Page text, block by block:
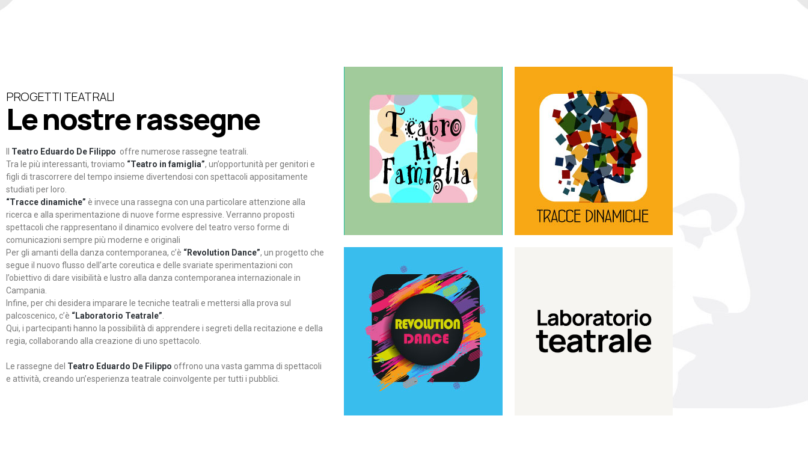
PROGETTI TEATRALI
Le nostre rassegne
Teatro Eduardo De Filippo offre numerose rassegne teatrali.
Tra le più interessanti, troviamo “Teatro in famiglia”, un’opportunità per genitori e
figli di trascorrere del tempo insieme divertendosi con spettacoli appositamente
studiati per loro.
“Tracce dinamiche” è invece una rassegna con una particolare attenzione alla
ricerca e alla sperimentazione di nuove forme espressive. Verranno proposti
spettacoli che rappresentano il dinamico evolvere del teatro verso forme di
comunicazioni sempre più moderne e originali
Per gli amanti della danza contemporanea, c’è “Revolution Dance”, un progetto che
segue il nuovo flusso dell’arte coreutica e delle svariate sperimentazioni con
l’obiettivo di dare visibilità e lustro alla danza contemporanea internazionale in
Campania.
Infine, per chi desidera imparare le tecniche teatrali e mettersi alla prova sul
palcoscenico, c’è “Laboratorio Teatrale”
Qui, i partecipanti hanno la possibilità di apprendere i segreti della recitazione e della
regia, collaborando alla creazione di uno spettacolo.
Le rassegne del Teatro Eduardo De Filippo offrono una vasta gamma di spettacoli
e attività, creando un’esperienza teatrale coinvolgente per tutti i pubblici.
Teatro in famiglia
Teatro In Famiglia è una
rassegna di teatro concepita
per far condividere e godere
del teatro all’intera famiglia.
Continua
Tracce dinamiche
Tracce Dinamiche è una
rassegna di teatro
d’innovazione e sperimentale.
Continua
Revolution Dance
Rassegna di danza
contemporanea – I Edizione
Continua
Laboratorio di teatro del
Teatro Eduardo de Filippo